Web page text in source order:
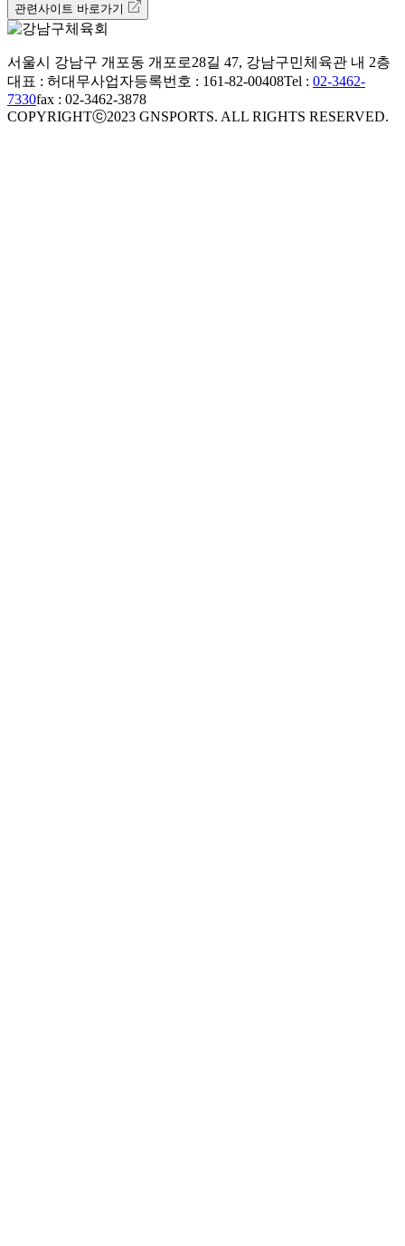
관련사이트 바로가기
서울시 강남구 개포동 개포로28길 47, 강남구민체육관 내 2층
대표 : 허대무사업자등록번호 : 161-82-00408Tel : 02-3462-
7330fax : 02-3462-3878
COPYRIGHTⓒ2023 GNSPORTS. ALL RIGHTS RESERVED.